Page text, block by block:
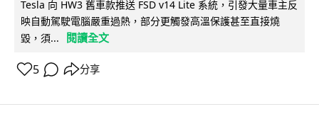
Tesla 向 HW3 舊車款推送 FSD v14 Lite 系統，引發大量車主反
映自動駕駛電腦嚴重過熱，部分更觸發高溫保護甚至直接燒
毀，須...
閱讀全文
5 分享